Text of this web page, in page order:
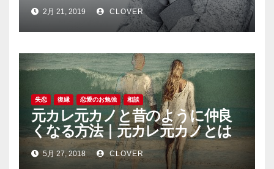
2月 21, 2019 CLOVER
失恋 復縁 恋愛のお勉強 相談
元カレ元カノと昔のように仲良
くなる方法｜元カレ元カノとは
関係を戻せる
5月 27, 2018 CLOVER